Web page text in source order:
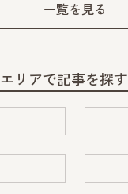
一覧を見る
エリアで記事を探す